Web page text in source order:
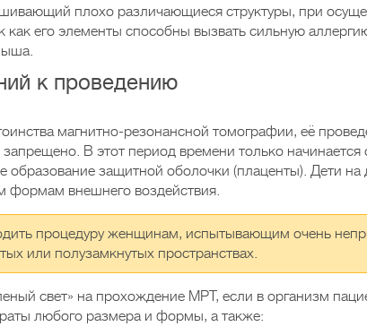
плохо различающиеся структуры, при
как его элементы способны вызвать сильную
к проведению
магнитно-резонансной томографии, её
В этот период времени только начинается
образование защитной оболочки (плаценты). Дети на
внешнего воздействия.
процедуру женщинам, испытывающим очень
или полузамкнутых пространствах.
свет» на прохождение МРТ, если в организм
любого размера и формы, а также: